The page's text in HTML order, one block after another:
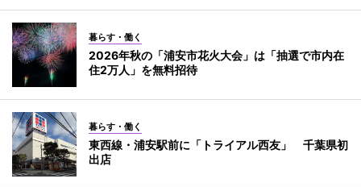
暮らす・働く
2026年秋の「浦安市花火大会」は「抽選で市内在
住2万人」を無料招待
暮らす・働く
東西線・浦安駅前に「トライアル西友」 千葉県初
出店